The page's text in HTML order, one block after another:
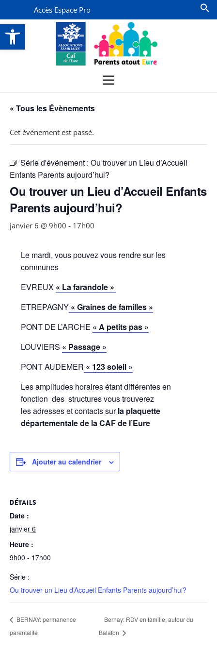
Ouvrir la barre d’outils
Accès Espace Pro
« Tous les Évènements
Cet évènement est passé.
Série d'événement : Ou trouver un Lieu d’Accueil
Enfants Parents aujourd’hui?
Ou trouver un Lieu d’Accueil Enfants
Parents aujourd’hui?
janvier 6 @ 9h00 - 17h00
Le mardi, vous pouvez vous rendre sur les
communes
EVREUX « La farandole »
ETREPAGNY« Graines de familles »
PONT DE L’ARCHE « A petits pas »
LOUVIERS « Passage »
PONT AUDEMER « 123 soleil »
Les amplitudes horaires étant différentes en
fonction des structures vous trouverez
les adresses et contacts surla plaquette
départementale de la CAF de l’Eure
Ajouter au calendrier
DÉTAILS
Date :
janvier 6
Heure :
9h00 - 17h00
Série :
Ou trouver un Lieu d’Accueil Enfants Parents aujourd’hui?
BERNAY: permanence
parentalité
Bernay: RDV en famille, autour du
Balafon